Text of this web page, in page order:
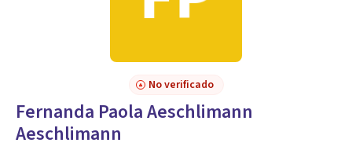
No verificado
Fernanda Paola Aeschlimann
Aeschlimann